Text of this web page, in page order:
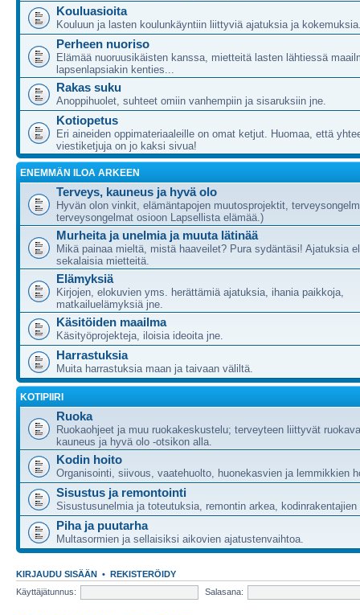
Kouluasioita
Kouluun ja lasten koulunkäyntiin liittyviä ajatuksia ja
Perheen nuoriso
Elämää nuoruusikäisten kanssa, mietteitä lasten lähtiessä
lapsenlapsiakin kenties...
Rakas suku
Anoppihuolet, suhteet omiin vanhempiin ja sisaruksiin jne.
Kotiopetus
Eri aineiden oppimateriaaleille on omat ketjut. Huomaa, että
viestiketjuja on jo kaksi sivua!
ENEMMÄN ILOA ARKEEN
Terveys, kauneus ja hyvä olo
Hyvän olon vinkit, elämäntapojen muutosprojektit,
terveysongelmat osioon Lapsellista elämää.)
Murheita ja unelmia ja muuta lätinää
Mikä painaa mieltä, mistä haaveilet? Pura sydäntäsi! Ajatuksia
sekalaisia mietteitä.
Elämyksiä
Kirjojen, elokuvien yms. herättämiä ajatuksia, ihania paikkoja,
matkailuelämyksiä jne.
Käsitöiden maailma
Käsityöprojekteja, iloisia ideoita jne.
Harrastuksia
Muita harrastuksia maan ja taivaan väliltä.
KOTIPIIRI
Ruoka
Ruokaohjeet ja muu ruokakeskustelu; terveyteen liittyvät
kauneus ja hyvä olo -otsikon alla.
Kodin hoito
Organisointi, siivous, vaatehuolto, huonekasvien ja lemmikkien
Sisustus ja remontointi
Sisustusunelmia ja toteutuksia, remontin arkea,
Piha ja puutarha
Multasormien ja sellaisiksi aikovien ajatustenvaihtoa.
KIRJAUDU SISÄÄN • REKISTERÖIDY
Käyttäjätunnus:
Salasana: